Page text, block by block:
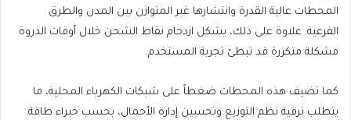
المحطات عالية القدرة وانتشارها غير المتوازن بين المدن والطرق
الفرعية. علاوة على ذلك، يشكل ازدحام نقاط الشحن خلال أوقات الذروة
مشكلة متكررة قد تبطئ تجربة المستخدم.
كما تضيف هذه المحطات ضغطاً على شبكات الكهرباء المحلية، ما
يتطلب ترقية نظم التوزيع وتحسين إدارة الأحمال، بحسب خبراء طاقة.